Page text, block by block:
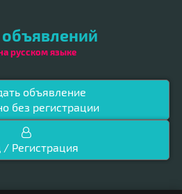
русском языке
объявление
без регистрации
/ Регистрация